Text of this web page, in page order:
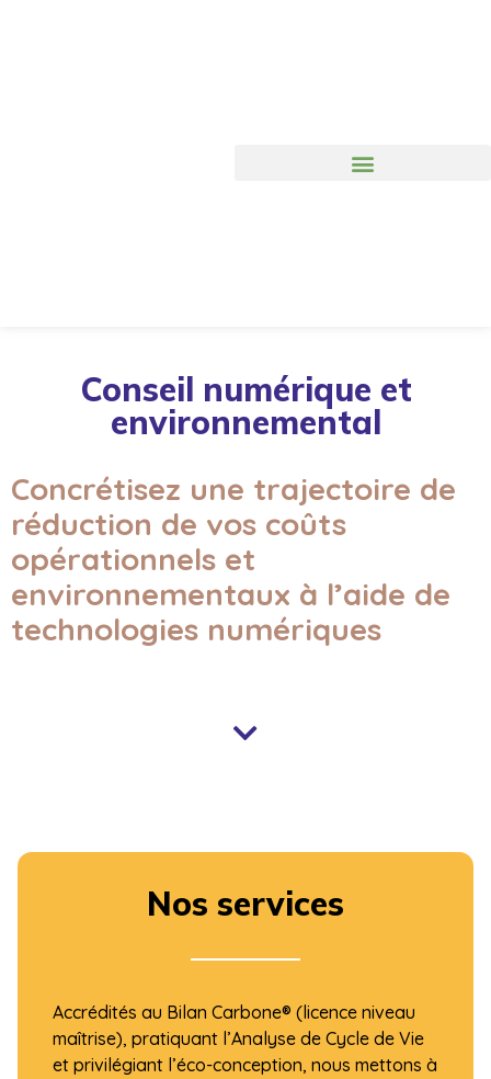
Conseil numérique et
environnemental
Concrétisez une trajectoire de
réduction de vos coûts
opérationnels et
environnementaux à l’aide de
technologies numériques
Nos services
Accrédités au Bilan Carbone® (licence niveau
maîtrise), pratiquant l’Analyse de Cycle de Vie
et privilégiant l’éco-conception, nous mettons à